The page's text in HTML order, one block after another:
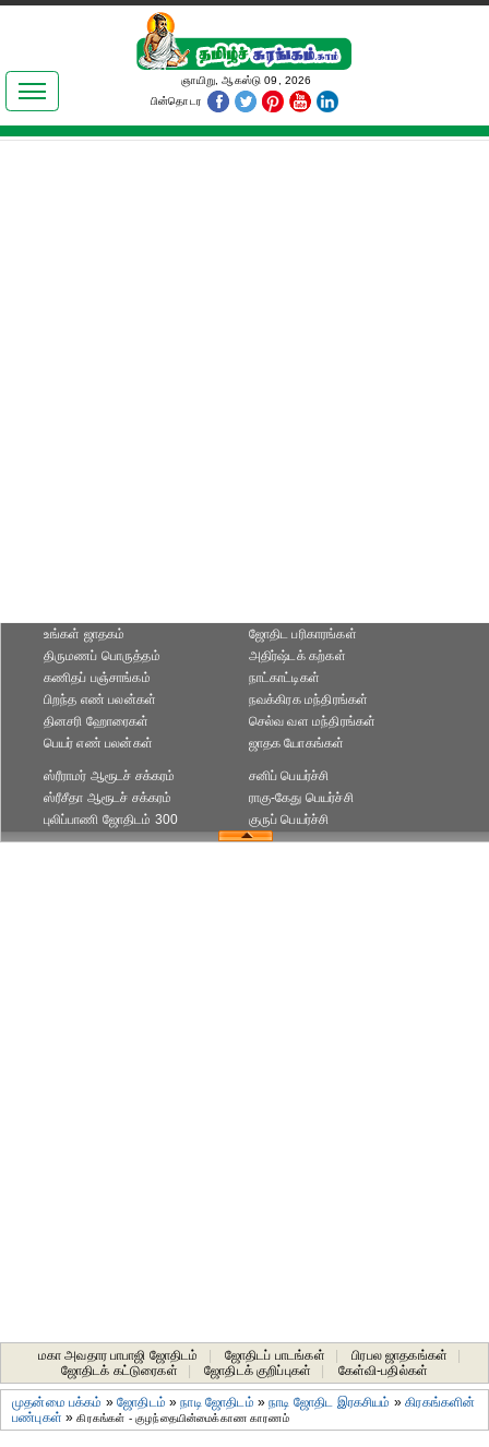
இலக்கியங்கள்
தமிழ் உலகம்
ஞாயிறு, ஆகஸ்டு 09, 2026
பின்தொடர
உங்கள் ஜாதகம்
திருமணப் பொருத்தம்
கணிதப் பஞ்சாங்கம்
ஜோதிட ப‌ரிகார‌ங்க‌ள்
அதிர்ஷ்டக் கற்கள்
நாட்காட்டிகள்
பிறந்த எண் பலன்கள்
தினசரி ஹோரைகள்
பெயர் எண் பலன்கள்
நவக்கிரக மந்திரங்கள்
செல்வ வள மந்திரங்கள்
ஜாதக யோகங்கள்
ஸ்ரீராமர் ஆரூடச் சக்கரம்
ஸ்ரீசீதா ஆரூடச் சக்கரம்
புலிப்பாணி ஜோதிடம் 300
சனிப் பெயர்ச்சி
ராகு-கேது பெயர்ச்சி
குருப் பெயர்ச்சி
மகா அவதார பாபாஜி ஜோதிடம் ஜோதிடப் பாடங்கள் பிரபல ஜாதகங்கள்
ஜோதிடக் கட்டுரைகள்
ஜோதிடக் குறிப்புகள் கேள்வி-பதில்கள்
முதன்மை பக்கம் »ஜோதிடம் »நாடி ஜோதிடம் »நாடி ஜோதிட இரகசியம் »கிரகங்களின்
பண்புகள் »கிரகங்கள் - குழந்தையின்மைக்காண காரணம்